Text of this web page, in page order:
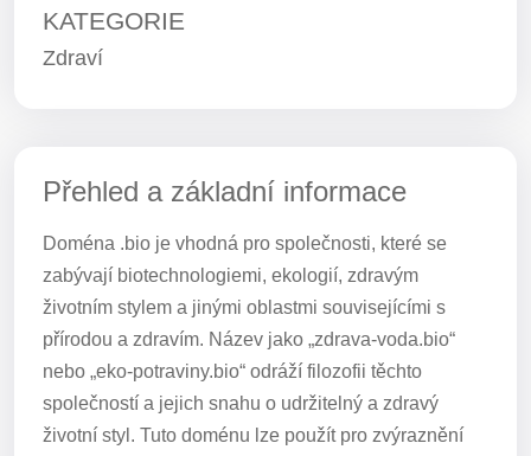
KATEGORIE
Zdraví
Přehled a základní informace
Doména .bio je vhodná pro společnosti, které se
zabývají biotechnologiemi, ekologií, zdravým
životním stylem a jinými oblastmi souvisejícími s
přírodou a zdravím. Název jako „zdrava-voda.bio“
nebo „eko-potraviny.bio“ odráží filozofii těchto
společností a jejich snahu o udržitelný a zdravý
životní styl. Tuto doménu lze použít pro zvýraznění